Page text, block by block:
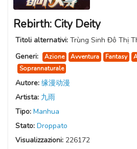
Rebirth: City Deity
Titoli alternativi: Trùng Sinh Đô Thị
Generi:
Azione Avventura Fantasy
Soprannaturale
Autore: 缘漫动漫
Artista: 九雨
Tipo: Manhua
Stato: Droppato
Visualizzazioni: 226172